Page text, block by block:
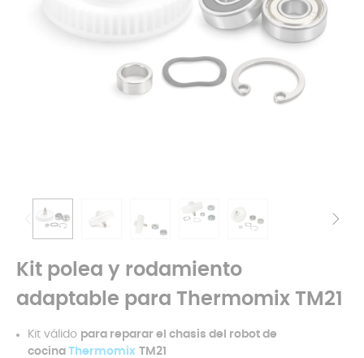
Kit polea y rodamiento
adaptable para Thermomix TM21
Kit válido para reparar el chasis del robot de
cocina Thermomix TM21